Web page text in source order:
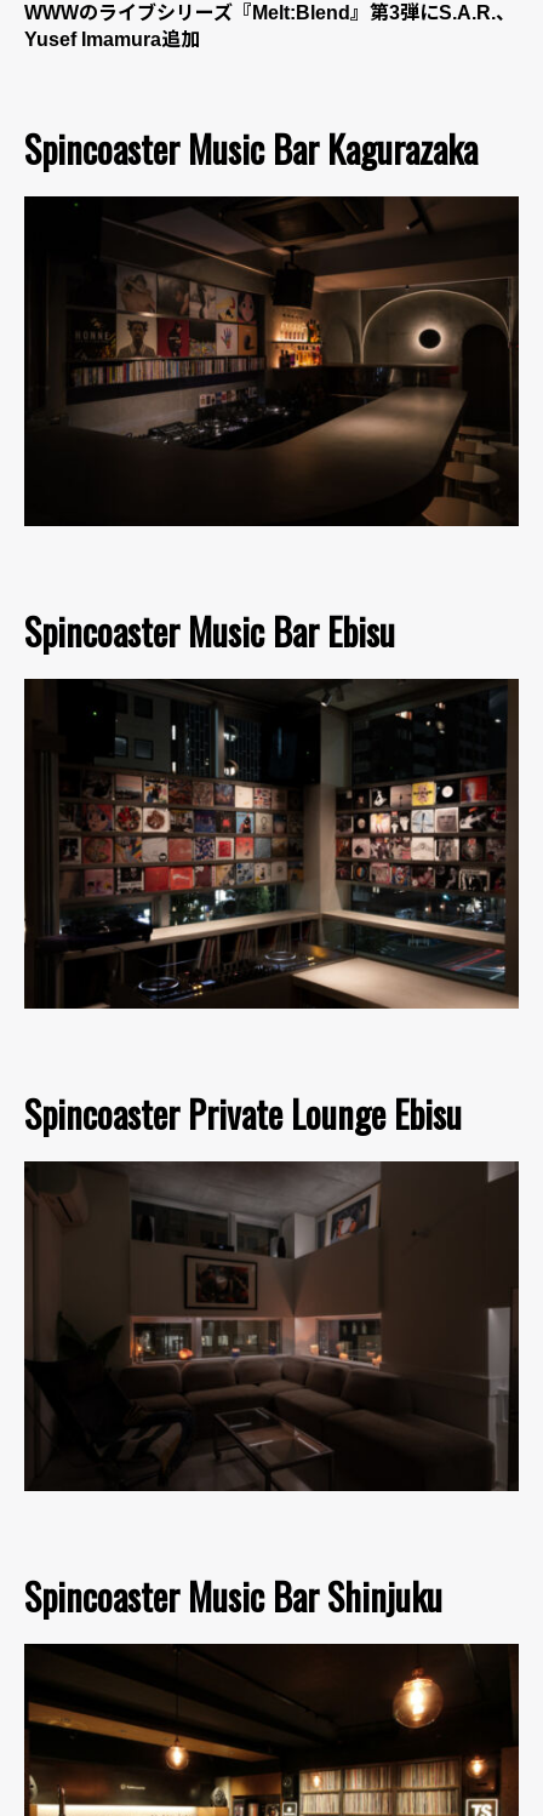
WWWのライブシリーズ『Melt:Blend』第3弾にS.A.R.、
Yusef Imamura追加
Spincoaster Music Bar Kagurazaka
Spincoaster Music Bar Ebisu
Spincoaster Private Lounge Ebisu
Spincoaster Music Bar Shinjuku